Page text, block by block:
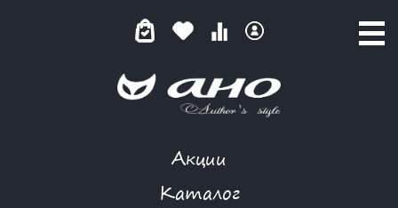
Акции
Каталог
КАТАЛОГ ТОВАРОВ